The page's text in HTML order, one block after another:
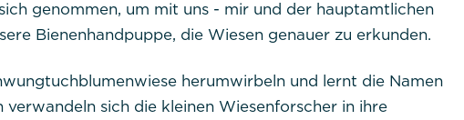
genommen, um mit uns - mir und der hauptamtlichen
Bienenhandpuppe, die Wiesen genauer zu erkunden.
herumwirbeln und lernt die Namen
verwandeln sich die kleinen Wiesenforscher in ihre